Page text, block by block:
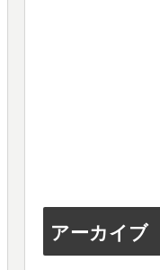
アーカイブ